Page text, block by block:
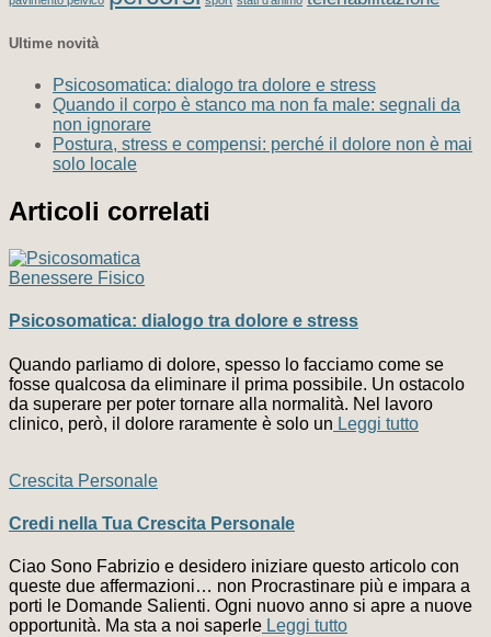
Ultime novità
Psicosomatica: dialogo tra dolore e stress
Quando il corpo è stanco ma non fa male: segnali da
non ignorare
Postura, stress e compensi: perché il dolore non è mai
solo locale
Articoli correlati
Benessere Fisico
Psicosomatica: dialogo tra dolore e stress
Quando parliamo di dolore, spesso lo facciamo come se
fosse qualcosa da eliminare il prima possibile. Un ostacolo
da superare per poter tornare alla normalità. Nel lavoro
clinico, però, il dolore raramente è solo un Leggi tutto
Crescita Personale
Credi nella Tua Crescita Personale
Ciao Sono Fabrizio e desidero iniziare questo articolo con
queste due affermazioni… non Procrastinare più e impara a
porti le Domande Salienti. Ogni nuovo anno si apre a nuove
opportunità. Ma sta a noi saperle Leggi tutto